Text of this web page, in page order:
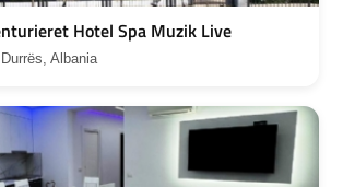
Hotel Spa Muzik Live
Albania